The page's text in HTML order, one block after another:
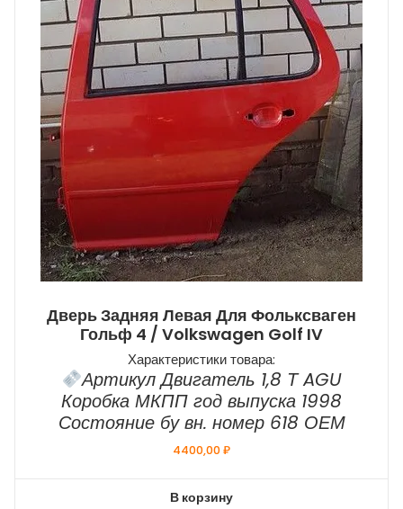
Дверь Задняя Левая Для Фольксваген
Гольф 4 / Volkswagen Golf IV
Характеристики товара:
Артикул Двигатель 1,8 Т AGU
Коробка МКПП год выпуска 1998
Состояние бу вн. номер 618 ОЕМ
4400,00₽
В корзину